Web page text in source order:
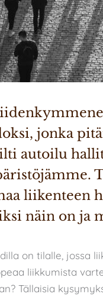
jonka
autoilu
liikenteen
näin on ja
on tilalle, jossa
liikkumista
Tällaisia